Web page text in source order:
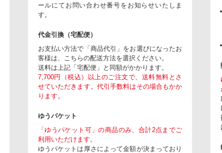
ールにてお問い合わせ番号をお知らせいたしま
す。
代金引換（宅配便）
お支払い方法で「商品代引」をお選びになったお
客様は、こちらの配送方法を選択ください。
送料は上記「宅配便」と同額がかかります。
7,700円（税込）以上のご注文で、送料無料とさ
せていただきます。代引手数料はその場合もかか
ります。
ゆうパケット
「ゆうパケット可」の商品のみ、合計2点までご
利用いただけます。
ゆうパケットは厚さによって金額が決まっており